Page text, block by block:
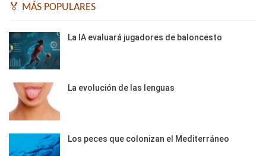
🏅 MÁS POPULARES
La IA evaluará jugadores de baloncesto
La evolución de las lenguas
Los peces que colonizan el Mediterráneo